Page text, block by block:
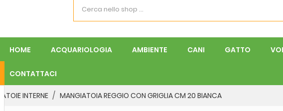
HOME ACQUARIOLOGIA AMBIENTE CANI GATTO
CONTATTACI
INTERNE MANGIATOIA REGGIO CON GRIGLIA CM 20 BIANCA